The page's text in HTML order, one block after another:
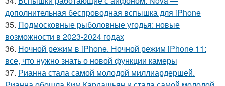
дополнительная беспроводная вспышка для iPhone
35. Подмосковные рыболовные угодья: новые
возможности в 2023-2024 годах
36. Ночной режим в iPhone. Ночной режим iPhone 11:
все, что нужно знать о новой функции камеры
37. Рианна стала самой молодой миллиардершей.